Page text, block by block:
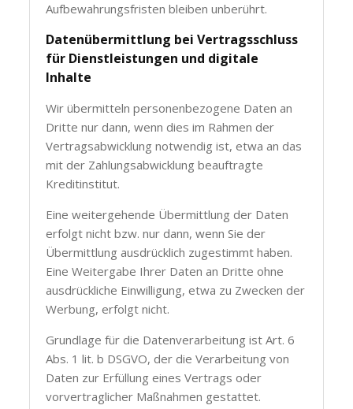
Aufbewahrungsfristen bleiben unberührt.
Datenübermittlung bei Vertragsschluss
für Dienstleistungen und digitale
Inhalte
Wir übermitteln personenbezogene Daten an
Dritte nur dann, wenn dies im Rahmen der
Vertragsabwicklung notwendig ist, etwa an das
mit der Zahlungsabwicklung beauftragte
Kreditinstitut.
Eine weitergehende Übermittlung der Daten
erfolgt nicht bzw. nur dann, wenn Sie der
Übermittlung ausdrücklich zugestimmt haben.
Eine Weitergabe Ihrer Daten an Dritte ohne
ausdrückliche Einwilligung, etwa zu Zwecken der
Werbung, erfolgt nicht.
Grundlage für die Datenverarbeitung ist Art. 6
Abs. 1 lit. b DSGVO, der die Verarbeitung von
Daten zur Erfüllung eines Vertrags oder
vorvertraglicher Maßnahmen gestattet.